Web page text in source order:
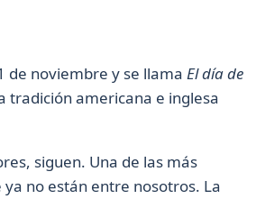
de noviembre y se llama El día de
tradición americana e inglesa
siguen. Una de las más
no están entre nosotros. La